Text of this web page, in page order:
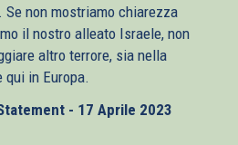
non mostriamo chiarezza
il nostro alleato Israele, non
altro terrore, sia nella
in Europa.
- 17 Aprile 2023